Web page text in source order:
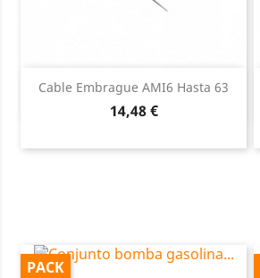
Cable Embrague AMI6 Hasta 63
Precio
14,48 €
Vista rápida
PACK